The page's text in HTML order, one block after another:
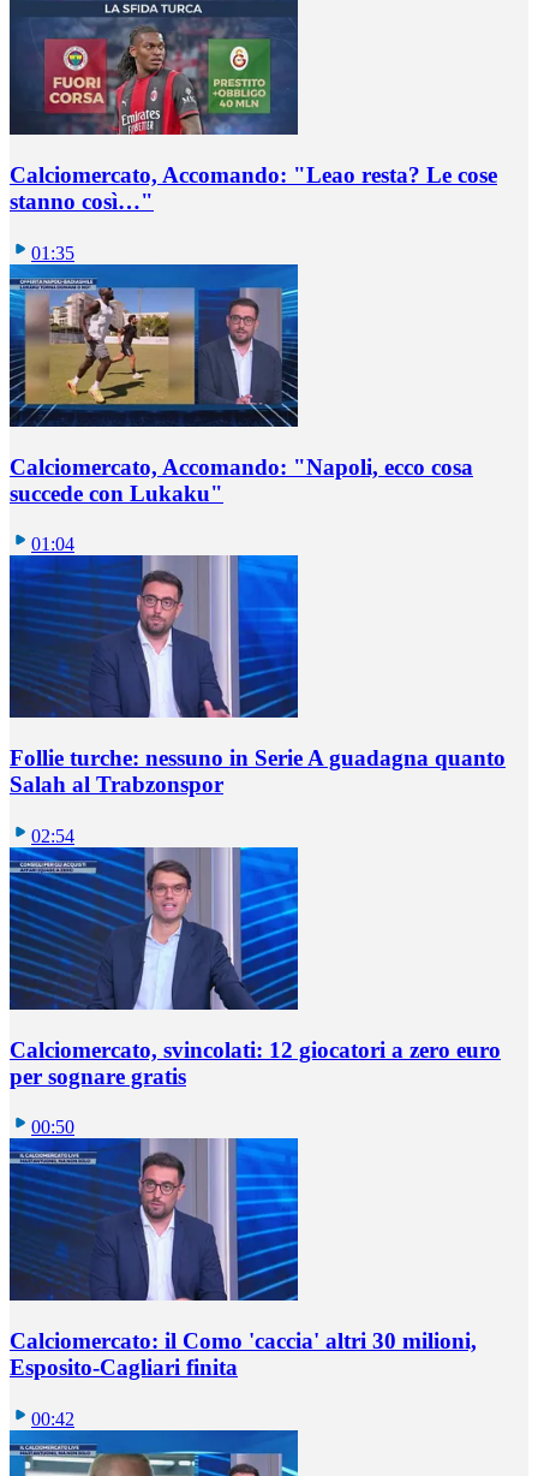
Calciomercato, Accomando: "Leao resta? Le cose
stanno così…"
01:35
Calciomercato, Accomando: "Napoli, ecco cosa
succede con Lukaku"
01:04
Follie turche: nessuno in Serie A guadagna quanto
Salah al Trabzonspor
02:54
Calciomercato, svincolati: 12 giocatori a zero euro
per sognare gratis
00:50
Calciomercato: il Como 'caccia' altri 30 milioni,
Esposito-Cagliari finita
00:42